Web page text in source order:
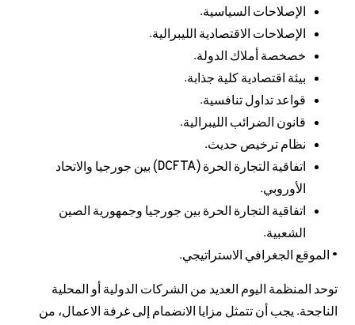
الإصلاحات السياسية.
الإصلاحات الاقتصادية الليبرالية.
خصخصة أملاك الدولة.
بيئة اقتصادية كلية جذابة.
قواعد تداول تنافسية.
قانون الضرائب الليبرالية.
نظام ترخيص حديث.
اتفاقية التجارة الحرة (DCFTA) بين جورجيا والاتحاد
الأوروبي.
اتفاقية التجارة الحرة بين جورجيا وجمهورية الصين
الشعبية.
• الموقع الجغرافي الاستراتيجي.
توحد المنظمة اليوم العديد من الشركات الدولية أو المحلية
الناجحة. يجب أن تتمثل مزايا الانضمام إلى غرفة الاعمال، من